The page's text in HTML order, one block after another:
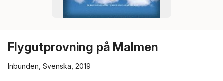
Flygutprovning på Malmen
Inbunden, Svenska, 2019